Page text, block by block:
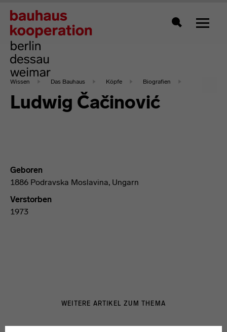
Zeigt
Wissen Das Bauhaus Köpfe Biografien
Ludwig Čačinović
Geboren
1886 Podravska Moslavina, Ungarn
Verstorben
1973
WEITERE ARTIKEL ZUM THEMA